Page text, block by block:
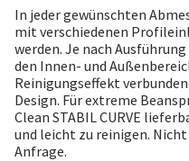
In jeder gewünschten
mit verschiedenen
werden. Je nach
den Innen- und
Reinigungseffekt
Design. Für extreme
Clean STABIL CURVE
und leicht zu reinigen.
Anfrage.